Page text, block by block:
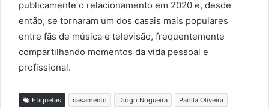
publicamente o relacionamento em 2020 e, desde
então, se tornaram um dos casais mais populares
entre fãs de música e televisão, frequentemente
compartilhando momentos da vida pessoal e
profissional.
Etiquetas casamento Diogo Nogueira
Paolla Oliveira